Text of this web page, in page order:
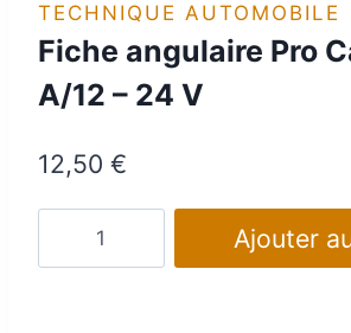
TECHNIQUE AUTOMOBILE
Fiche angulaire Pro
A/12 – 24 V
12,50 €
Ajouter